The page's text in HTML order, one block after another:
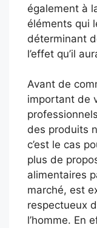
également à
éléments qui
déterminant
l’effet qu’il
Avant de
important de
des produits
c’est le cas
plus de
alimentaires
marché, est
respectueux
l’homme. En